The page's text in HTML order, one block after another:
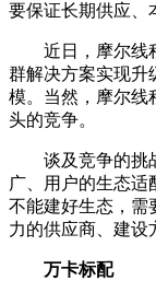
要保证长期供应、
近日，摩尔线程
群解决方案实现升
模。当然，摩尔线
头的竞争。
谈及竞争的挑战
广、用户的生态适
不能建好生态，需
力的供应商、建设
万卡标配